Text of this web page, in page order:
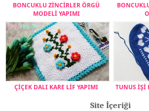
BONCUKLU ZİNCİRLER ÖRGÜ
MODELİ YAPIMI
ÇİÇEK DALI KARE LİF YAPIMI TUNUS İŞİ
Site İçeriği